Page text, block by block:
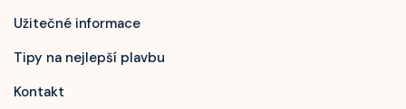
Užitečné informace
Tipy na nejlepší plavbu
Kontakt